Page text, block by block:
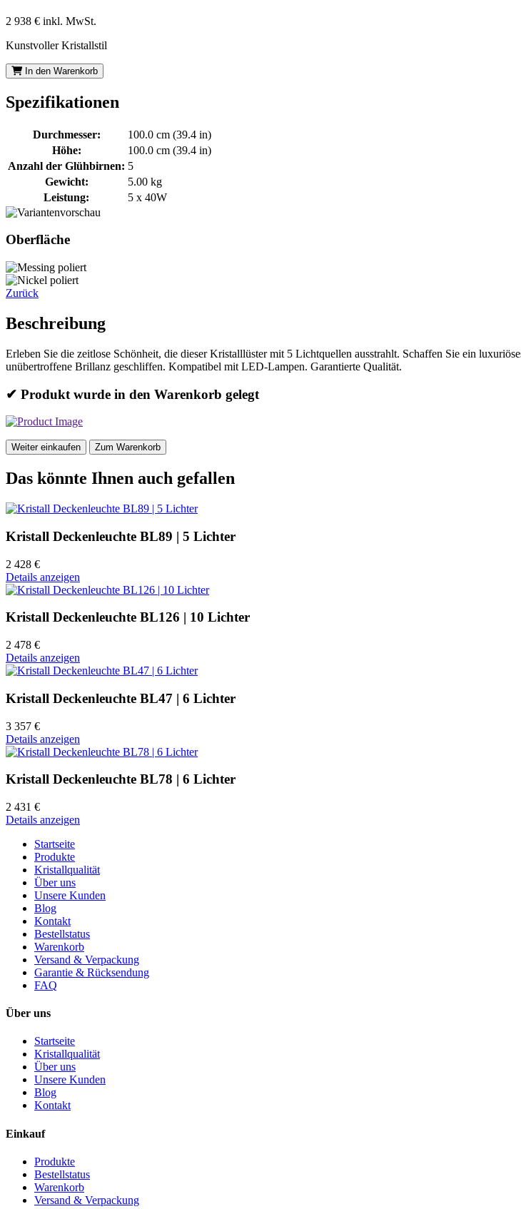
2 938 € inkl. MwSt.
Kunstvoller Kristallstil
In den Warenkorb
Spezifikationen
Durchmesser:
100.0 cm (39.4 in)
Höhe:
100.0 cm (39.4 in)
Anzahl der Glühbirnen: 5
Gewicht:
5.00 kg
Leistung:
5 x 40W
Oberfläche
Zurück
Beschreibung
Erleben Sie die zeitlose Schönheit, die dieser Kristalllüster mit 5 Lichtquellen ausstrahlt. Schaffen Sie ein
unübertroffene Brillanz geschliffen. Kompatibel mit LED-Lampen. Garantierte Qualität.
✔ Produkt wurde in den Warenkorb gelegt
Weiter einkaufen Zum Warenkorb
Das könnte Ihnen auch gefallen
Kristall Deckenleuchte BL89 | 5 Lichter
2 428 €
Details anzeigen
Kristall Deckenleuchte BL126 | 10 Lichter
2 478 €
Details anzeigen
Kristall Deckenleuchte BL47 | 6 Lichter
3 357 €
Details anzeigen
Kristall Deckenleuchte BL78 | 6 Lichter
2 431 €
Details anzeigen
Startseite
Produkte
Kristallqualität
Über uns
Unsere Kunden
Blog
Kontakt
Bestellstatus
Warenkorb
Versand & Verpackung
Garantie & Rücksendung
FAQ
Über uns
Startseite
Kristallqualität
Über uns
Unsere Kunden
Blog
Kontakt
Einkauf
Produkte
Bestellstatus
Warenkorb
Versand & Verpackung